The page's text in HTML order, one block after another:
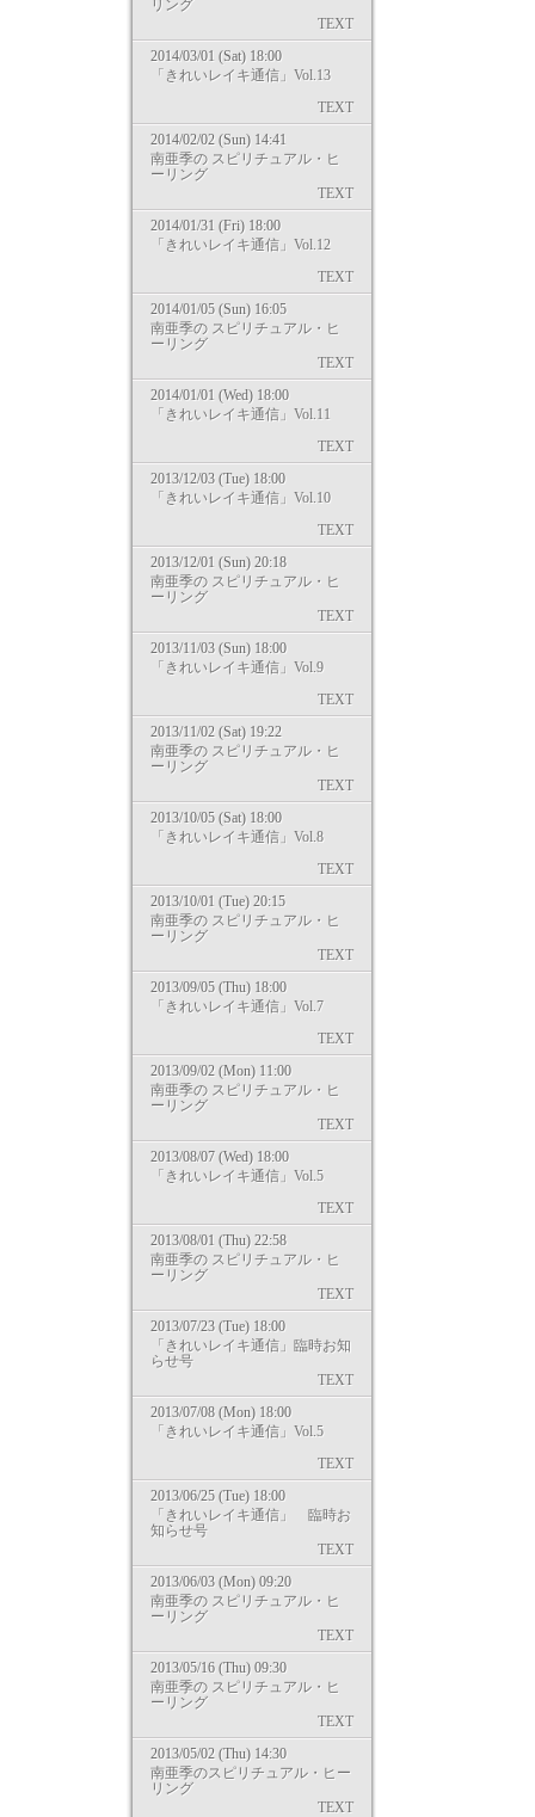
リング
TEXT
2014/03/01 (Sat) 18:00
「きれいレイキ通信」Vol.13
TEXT
2014/02/02 (Sun) 14:41
南亜季の スピリチュアル・ヒ
ーリング
TEXT
2014/01/31 (Fri) 18:00
「きれいレイキ通信」Vol.12
TEXT
2014/01/05 (Sun) 16:05
南亜季の スピリチュアル・ヒ
ーリング
TEXT
2014/01/01 (Wed) 18:00
「きれいレイキ通信」Vol.11
TEXT
2013/12/03 (Tue) 18:00
「きれいレイキ通信」Vol.10
TEXT
2013/12/01 (Sun) 20:18
南亜季の スピリチュアル・ヒ
ーリング
TEXT
2013/11/03 (Sun) 18:00
「きれいレイキ通信」Vol.9
TEXT
2013/11/02 (Sat) 19:22
南亜季の スピリチュアル・ヒ
ーリング
TEXT
2013/10/05 (Sat) 18:00
「きれいレイキ通信」Vol.8
TEXT
2013/10/01 (Tue) 20:15
南亜季の スピリチュアル・ヒ
ーリング
TEXT
2013/09/05 (Thu) 18:00
「きれいレイキ通信」Vol.7
TEXT
2013/09/02 (Mon) 11:00
南亜季の スピリチュアル・ヒ
ーリング
TEXT
2013/08/07 (Wed) 18:00
「きれいレイキ通信」Vol.5
TEXT
2013/08/01 (Thu) 22:58
南亜季の スピリチュアル・ヒ
ーリング
TEXT
2013/07/23 (Tue) 18:00
「きれいレイキ通信」臨時お知
らせ号
TEXT
2013/07/08 (Mon) 18:00
「きれいレイキ通信」Vol.5
TEXT
2013/06/25 (Tue) 18:00
「きれいレイキ通信」 臨時お
知らせ号
TEXT
2013/06/03 (Mon) 09:20
南亜季の スピリチュアル・ヒ
ーリング
TEXT
2013/05/16 (Thu) 09:30
南亜季の スピリチュアル・ヒ
ーリング
TEXT
2013/05/02 (Thu) 14:30
南亜季のスピリチュアル・ヒー
リング
TEXT